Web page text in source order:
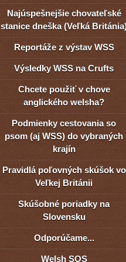
Najúspešnejšie chovateľské
stanice dneška (Veľká
Reportáže z výstav WSS
Výsledky WSS na Crufts
Chcete použiť v chove
anglického welsha?
Podmienky cestovania so
psom (aj WSS) do vybraných
krajín
Pravidlá poľovných skúšok vo
Veľkej Británii
Skúšobné poriadky na
Slovensku
Odporúčame...
Welsh SOS